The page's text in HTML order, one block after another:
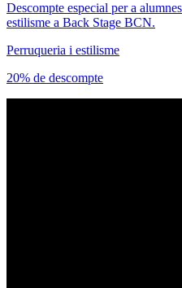
Descompte especial per a
estilisme a Back Stage BCN.
Perruqueria i estilisme
20% de descompte